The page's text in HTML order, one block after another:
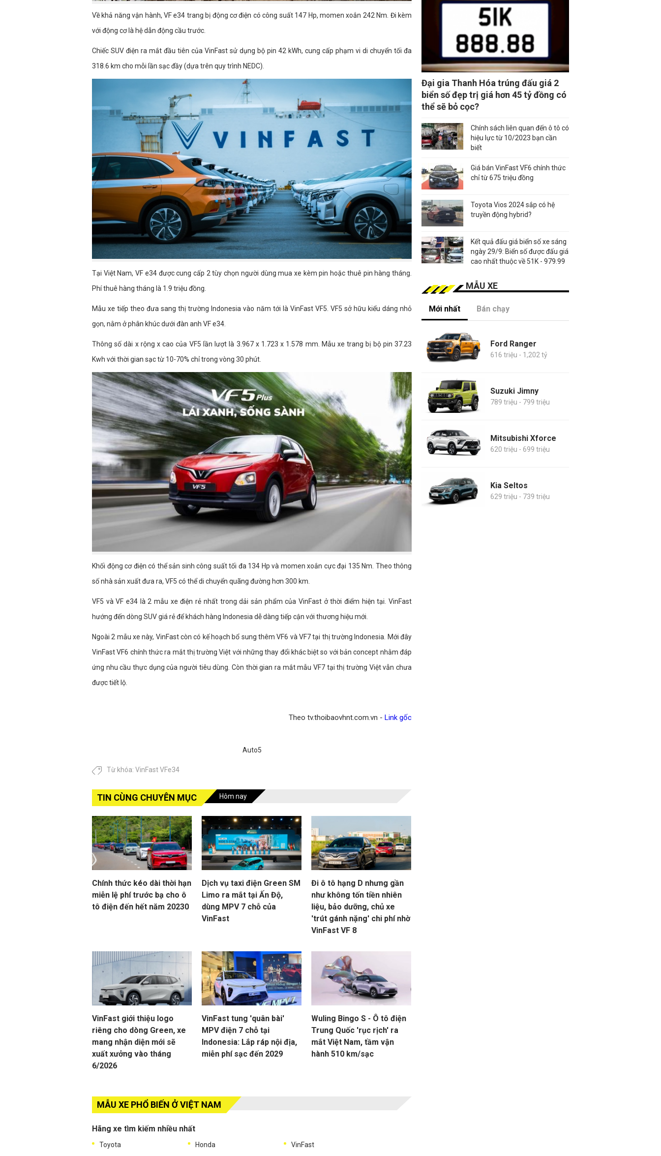
Về khả năng vận hành, VF e34 trang bị động cơ điện có công suất 147 Hp, momen xoắn 242 Nm. Đi kèm
với động cơ là hệ dẫn động cầu trước.
Chiếc SUV điện ra mắt đầu tiên của VinFast sử dụng bộ pin 42 kWh, cung cấp phạm vi di chuyển tối đa
318.6 km cho mỗi lần sạc đầy (dựa trên quy trình NEDC).
Tại Việt Nam, VF e34 được cung cấp 2 tùy chọn người dùng mua xe kèm pin hoặc thuê pin hàng tháng.
Phí thuê hàng tháng là 1.9 triệu đồng.
Mẫu xe tiếp theo đưa sang thị trường Indonesia vào năm tới là VinFast VF5. VF5 sở hữu kiểu dáng nhỏ
gọn, nằm ở phân khúc dưới đàn anh VF e34.
Thông số dài x rộng x cao của VF5 lần lượt là 3.967 x 1.723 x 1.578 mm. Mẫu xe trang bị bộ pin 37.23
Kwh với thời gian sạc từ 10-70% chỉ trong vòng 30 phút.
Khối động cơ điện có thể sản sinh công suất tối đa 134 Hp và momen xoắn cực đại 135 Nm. Theo thông
số nhà sản xuất đưa ra, VF5 có thể di chuyển quãng đường hơn 300 km.
VF5 và VF e34 là 2 mẫu xe điện rẻ nhất trong dải sản phẩm của VinFast ở thời điểm hiện tại. VinFast
hướng đến dòng SUV giá rẻ để khách hàng Indonesia dễ dàng tiếp cận với thương hiệu mới.
Ngoài 2 mẫu xe này, VinFast còn có kế hoạch bổ sung thêm VF6 và VF7 tại thị trường Indonesia. Mới đây
VinFast VF6 chính thức ra mắt thị trường Việt với những thay đổi khác biệt so với bản concept nhằm đáp
ứng nhu cầu thực dụng của người tiêu dùng. Còn thời gian ra mắt mẫu VF7 tại thị trường Việt vẫn chưa
được tiết lộ.
Theo tv.thoibaovhnt.com.vn - Link gốc
Auto5
Từ khóa: VinFast VFe34
TIN CÙNG CHUYÊN MỤC Hôm nay
Chính thức kéo dài thời hạn
miễn lệ phí trước bạ cho ô
tô điện đến hết năm 20230
Dịch vụ taxi điện Green SM
Limo ra mắt tại Ấn Độ,
dùng MPV 7 chỗ của
VinFast
Đi ô tô hạng D nhưng gần
như không tốn tiền nhiên
liệu, bảo dưỡng, chủ xe
'trút gánh nặng' chi phí nhờ
VinFast VF 8
VinFast giới thiệu logo
riêng cho dòng Green, xe
mang nhận diện mới sẽ
xuất xưởng vào tháng
6/2026
VinFast tung 'quân bài'
MPV điện 7 chỗ tại
Indonesia: Lắp ráp nội địa,
miễn phí sạc đến 2029
Wuling Bingo S - Ô tô điện
Trung Quốc 'rục rịch' ra
mắt Việt Nam, tầm vận
hành 510 km/sạc
MẪU XE PHỔ BIẾN Ở VIỆT NAM
Hãng xe tìm kiếm nhiều nhất
Toyota Honda VinFast
Đại gia Thanh Hóa trúng đấu giá 2
biển số đẹp trị giá hơn 45 tỷ đồng có
thể sẽ bỏ cọc?
Chính sách liên quan đến ô tô có
hiệu lực từ 10/2023 bạn cần
biết
Giá bán VinFast VF6 chính thức
chỉ từ 675 triệu đồng
Toyota Vios 2024 sắp có hệ
truyền động hybrid?
Kết quả đấu giá biển số xe sáng
ngày 29/9: Biển số được đấu giá
cao nhất thuộc về 51K - 979.99
MẪU XE
Mới nhất Bán chạy
Ford Ranger
616 triệu - 1,202 tỷ
Suzuki Jimny
789 triệu - 799 triệu
Mitsubishi Xforce
620 triệu - 699 triệu
Kia Seltos
629 triệu - 739 triệu